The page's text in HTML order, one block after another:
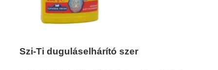
Szi-Ti duguláselhárító szer